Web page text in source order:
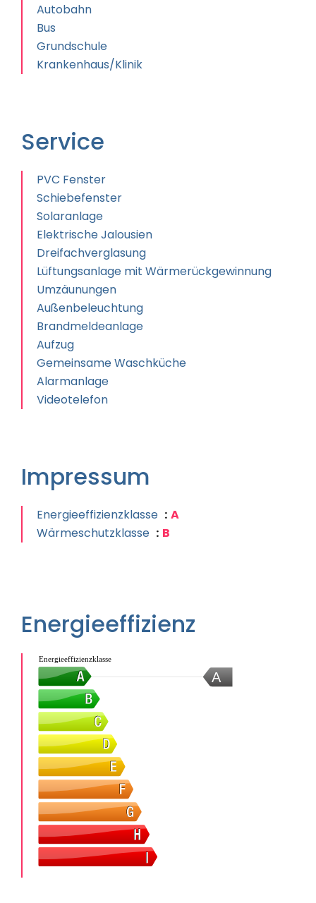
Autobahn
Bus
Grundschule
Krankenhaus/Klinik
Service
PVC Fenster
Schiebefenster
Solaranlage
Elektrische Jalousien
Dreifachverglasung
Lüftungsanlage mit Wärmerückgewinnung
Umzäunungen
Außenbeleuchtung
Brandmeldeanlage
Aufzug
Gemeinsame Waschküche
Alarmanlage
Videotelefon
Impressum
Energieeffizienzklasse
A
Wärmeschutzklasse
B
Energieeffizienz
A
Energieeffizienzklasse